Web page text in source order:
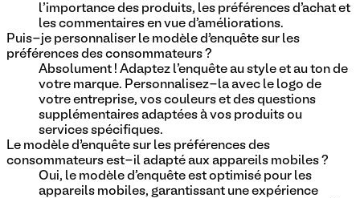
l'importance des produits, les préférences d'achat et
les commentaires en vue d'améliorations.
Puis-je personnaliser le modèle d’enquête sur les
préférences des consommateurs ?
Absolument ! Adaptez l'enquête au style et au ton de
votre marque. Personnalisez-la avec le logo de
votre entreprise, vos couleurs et des questions
supplémentaires adaptées à vos produits ou
services spécifiques.
Le modèle d’enquête sur les préférences des
consommateurs est-il adapté aux appareils mobiles ?
Oui, le modèle d'enquête est optimisé pour les
appareils mobiles, garantissant une expérience